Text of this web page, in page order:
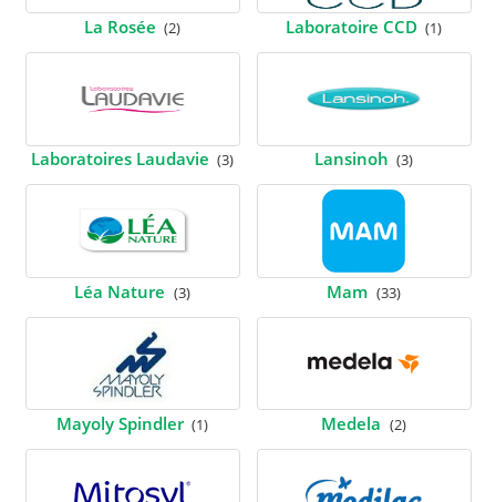
La Rosée (2) Laboratoire CCD (1)
Laboratoires Laudavie (3) Lansinoh (3)
Léa Nature (3) Mam (33)
Mayoly Spindler (1) Medela (2)